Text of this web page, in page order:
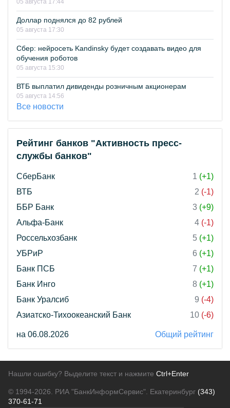
05 августа 17:44
Доллар поднялся до 82 рублей
05 августа 17:30
Сбер: нейросеть Kandinsky будет создавать видео для
обучения роботов
05 августа 15:30
ВТБ выплатил дивиденды розничным акционерам
05 августа 14:56
Все новости
Рейтинг банков "Активность пресс-
службы банков"
СберБанк 1 (+1)
ВТБ
2 (-1)
ББР Банк
3 (+9)
Альфа-Банк
4 (-1)
Россельхозбанк
5 (+1)
УБРиР
6 (+1)
Банк ПСБ
7 (+1)
Банк Инго
8 (+1)
Банк Уралсиб
9 (-4)
Азиатско-Тихоокеанский Банк
10 (-6)
на 06.08.2026 Общий рейтинг
Нашли ошибку? Выделите текст и нажмите Ctrl+Enter
© 1994-2026. РИА "БанкИнформСервис". Екатеринбург (343)
370-61-71